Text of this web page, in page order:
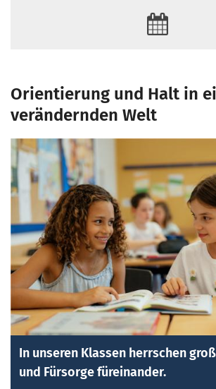
Orientierung und Halt in
verändernden Welt
In unseren Klassen herrschen
und Fürsorge füreinander.